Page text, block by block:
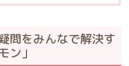
問をみんなで解決す
ン」